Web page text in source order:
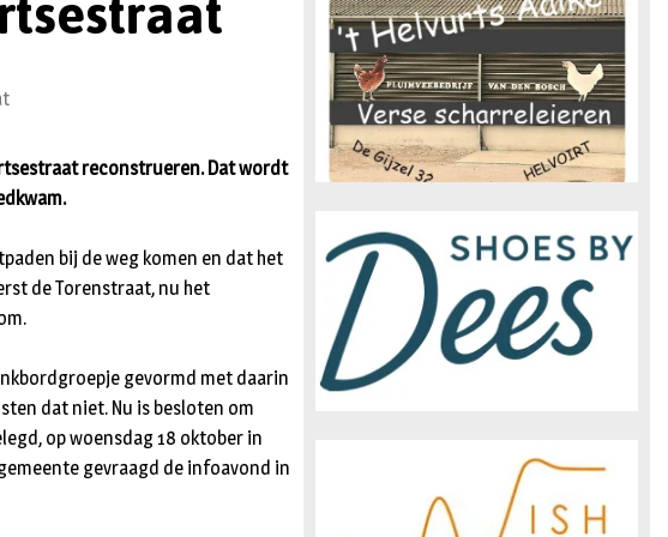
reconstrueren. Dat wordt
bij de weg komen en dat het
de Torenstraat, nu het
gevormd met daarin
dat niet. Nu is besloten om
op woensdag 18 oktober in
gevraagd de infoavond in
n